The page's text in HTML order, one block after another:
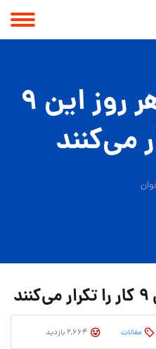
افراد موفق هر روز این ۹
می‌کنند
مقالات